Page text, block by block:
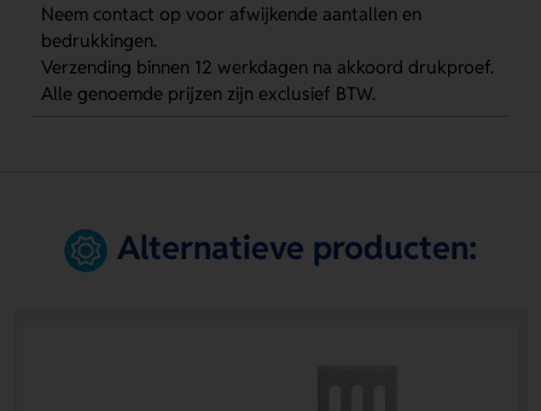
Neem contact op voor afwijkende aantallen en
bedrukkingen.
Verzending binnen 12 werkdagen na akkoord drukproef.
Alle genoemde prijzen zijn exclusief BTW.
Alternatieve producten: